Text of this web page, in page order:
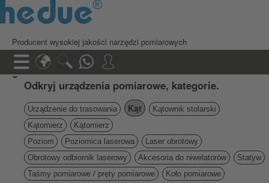
Producent wysokiej jakości narzędzi pomiarowych
Odkryj urządzenia pomiarowe, kategorie.
Urządzenie do trasowania Kąt
Kątownik stolarski
Kątomierz
Kątomierz
Poziom
Poziomica laserowa
Laser obrotowy
Obrotowy odbiornik laserowy
Akcesoria do niwelatorów
Statyw
Taśmy pomiarowe / pręty pomiarowe
Koło pomiarowe